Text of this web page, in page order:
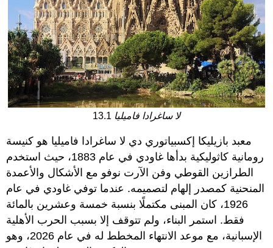
13.1 لا ساغرادا فاميليا
معبد بازيليكا إكسبياتوري دي لا ساغرادا فاميليا هو كنيسة
رومانية كاثوليكية بدأها غاودي في عام 1883، حيث استخدم
الطرازين القوطي وفن الآرت نوفو مع الأشكال والأعمدة
المنحنية كمصدر إلهام لتصميمه. عندما توفي غاودي في عام
1926، كان المبنى مكتملًا بنسبة خمسة وعشرين بالمائة
فقط. استمر البناء، ولم تتوقف إلا بسبب الحرب الأهلية
الإسبانية، مع موعد الانتهاء المخطط له في عام 2026، وهو